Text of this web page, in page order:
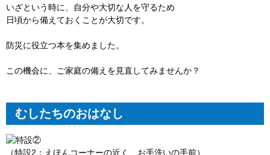
いざという時に、自分や大切な人を守るため
日頃から備えておくことが大切です。
防災に役立つ本を集めました。
この機会に、ご家庭の備えを見直してみませんか？
むしたちのおはなし
（特設2：えほんコーナーの近く、お手洗いの手前）